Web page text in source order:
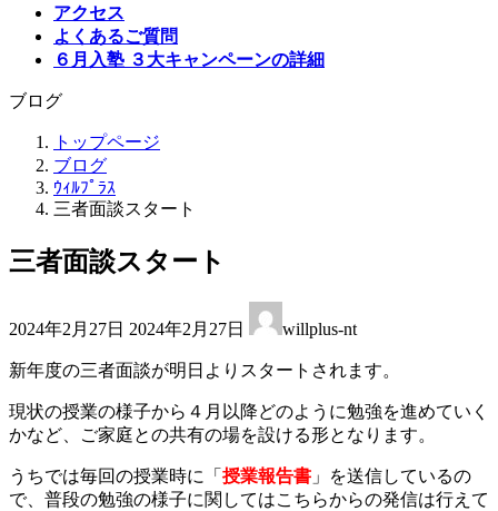
アクセス
よくあるご質問
６月入塾 ３大キャンペーンの詳細
ブログ
トップページ
ブログ
ｳｨﾙﾌﾟﾗｽ
三者面談スタート
三者面談スタート
2024年2月27日 終
更
新
日
時
2024年2月27日 willplus-nt
新年度の三者面談が明日よりスタートされます。
現状の授業の様子から４月以降どのように勉強を進めていく
かなど、ご家庭との共有の場を設ける形となります。
うちでは毎回の授業時に「 授業報告書 」を送信しているの
で、普段の勉強の様子に関してはこちらからの発信は行えて